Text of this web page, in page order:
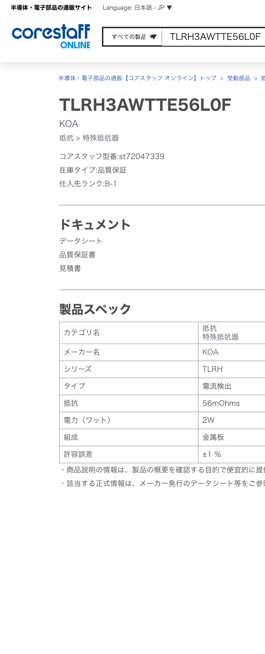
半導体・電子部品の通販サイト Language: 日本語 - JP ▼
半導体・電子部品の通販【コアスタッフ オンライン】トップ > 受動部品 >
TLRH3AWTTE56L0F
KOA
抵抗 > 特殊抵抗器
コアスタッフ型番:st72047339
在庫タイプ:品質保証
仕入先ランク:B-1
ドキュメント
データシート
品質保証書
見積書
製品スペック
カテゴリ名
抵抗
特殊抵抗器
メーカー名 KOA
シリーズ TLRH
タイプ 電流検出
抵抗 56mOhms
電力（ワット） 2W
組成 金属板
許容誤差 ±1 %
・商品説明の情報は、製品の概要を確認する目的で便宜的に提
・該当する正式情報は、メーカー発行のデータシート等をご参